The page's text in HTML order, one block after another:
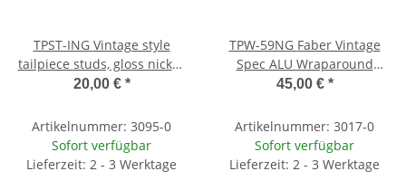
TPST-ING Vintage style
tailpiece studs, gloss nickel,
INCH
20,00 € *
Artikelnummer: 3095-0
Sofort verfügbar
Lieferzeit: 2 - 3 Werktage
TPW-59NG Faber Vintage
Spec ALU Wraparound
Tailpiece, Nickel, gloss
45,00 € *
Artikelnummer: 3017-0
Sofort verfügbar
Lieferzeit: 2 - 3 Werktage